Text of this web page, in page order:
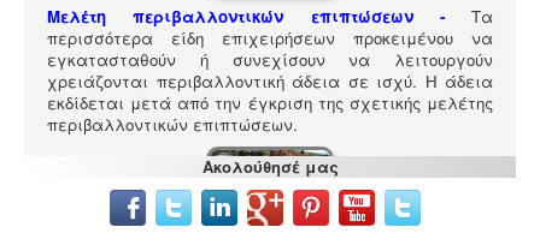
Μελέτη περιβαλλοντικών επιπτώσεων -
Τα
περισσότερα είδη επιχειρήσεων προκειμένου να
εγκατασταθούν ή συνεχίσουν να λειτουργούν
χρειάζονται περιβαλλοντική άδεια σε ισχύ. Η άδεια
εκδίδεται μετά από την έγκριση της σχετικής μελέτης
περιβαλλοντικών επιπτώσεων.
Ακολούθησέ μας